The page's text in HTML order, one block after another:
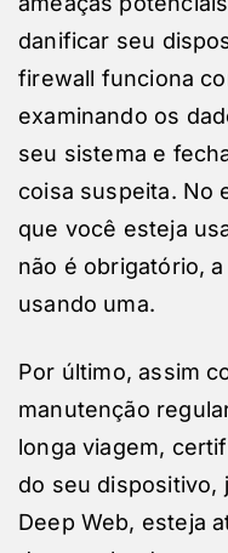
danificar seu
firewall funciona
examinando os
seu sistema e
coisa suspeita. No
que você esteja
não é obrigatório,
usando uma.
Por último, assim
manutenção
longa viagem,
do seu dispositivo,
Deep Web, esteja